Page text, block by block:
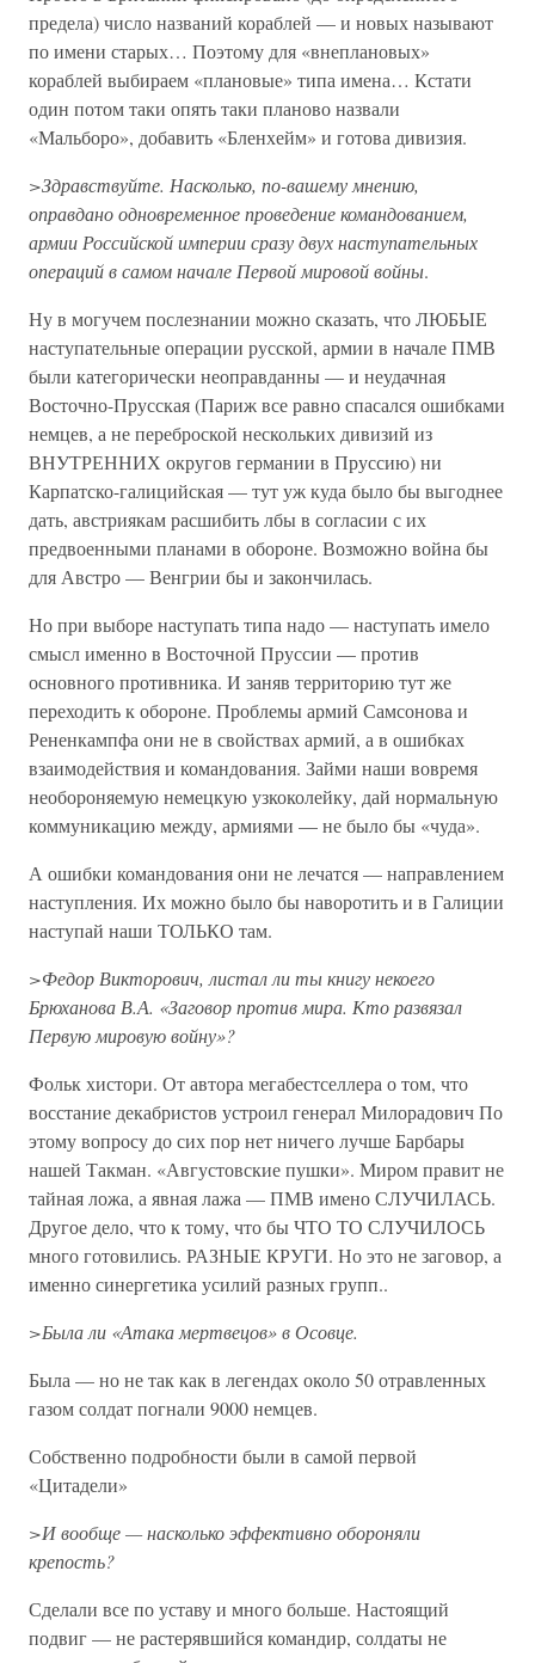
предела) число названий кораблей — и новых называют
по имени старых… Поэтому для «внеплановых»
кораблей выбираем «плановые» типа имена… Кстати
один потом таки опять таки планово назвали
«Мальборо», добавить «Бленхейм» и готова дивизия.
>Здравствуйте. Насколько, по-вашему мнению,
оправдано одновременное проведение командованием,
армии Российской империи сразу двух наступательных
операций в самом начале Первой мировой войны.
Ну в могучем послезнании можно сказать, что ЛЮБЫЕ
наступательные операции русской, армии в начале ПМВ
были категорически неоправданны — и неудачная
Восточно-Прусская (Париж все равно спасался ошибками
немцев, а не переброской нескольких дивизий из
ВНУТРЕННИХ округов германии в Пруссию) ни
Карпатско-галицийская — тут уж куда было бы выгоднее
дать, австриякам расшибить лбы в согласии с их
предвоенными планами в обороне. Возможно война бы
для Австро — Венгрии бы и закончилась.
Но при выборе наступать типа надо — наступать имело
смысл именно в Восточной Пруссии — против
основного противника. И заняв территорию тут же
переходить к обороне. Проблемы армий Самсонова и
Рененкампфа они не в свойствах армий, а в ошибках
взаимодействия и командования. Займи наши вовремя
необороняемую немецкую узкоколейку, дай нормальную
коммуникацию между, армиями — не было бы «чуда».
А ошибки командования они не лечатся — направлением
наступления. Их можно было бы наворотить и в Галиции
наступай наши ТОЛЬКО там.
>Федор Викторович, листал ли ты книгу некоего
Брюханова В.А. «Заговор против мира. Кто развязал
Первую мировую войну»?
Фольк хистори. От автора мегабестселлера о том, что
восстание декабристов устроил генерал Милорадович По
этому вопросу до сих пор нет ничего лучше Барбары
нашей Такман. «Августовские пушки». Миром правит не
тайная ложа, а явная лажа — ПМВ имено СЛУЧИЛАСЬ.
Другое дело, что к тому, что бы ЧТО ТО СЛУЧИЛОСЬ
много готовились. РАЗНЫЕ КРУГИ. Но это не заговор, а
именно синергетика усилий разных групп..
>Была ли «Атака мертвецов» в Осовце.
Была — но не так как в легендах около 50 отравленных
газом солдат погнали 9000 немцев.
Собственно подробности были в самой первой
«Цитадели»
>И вообще — насколько эффективно обороняли
крепость?
Сделали все по уставу и много больше. Настоящий
подвиг — не растерявшийся командир, солдаты не